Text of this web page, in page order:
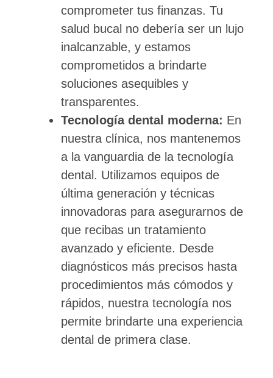
comprometer tus finanzas. Tu
salud bucal no debería ser un lujo
inalcanzable, y estamos
comprometidos a brindarte
soluciones asequibles y
transparentes.
Tecnología dental moderna: En
nuestra clínica, nos mantenemos
a la vanguardia de la tecnología
dental. Utilizamos equipos de
última generación y técnicas
innovadoras para asegurarnos de
que recibas un tratamiento
avanzado y eficiente. Desde
diagnósticos más precisos hasta
procedimientos más cómodos y
rápidos, nuestra tecnología nos
permite brindarte una experiencia
dental de primera clase.